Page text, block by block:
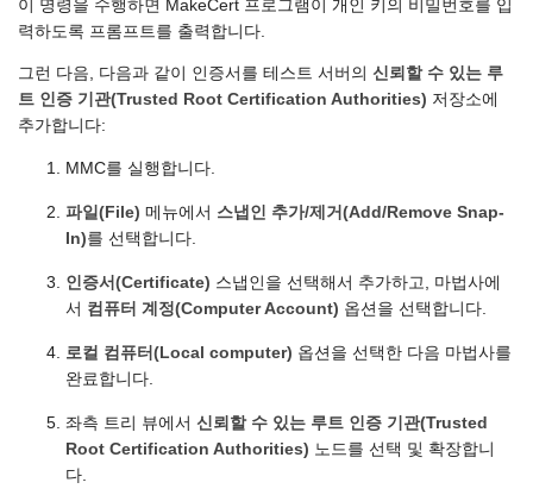
이 명령을 수행하면 MakeCert 프로그램이 개인 키의 비밀번호를 입
력하도록 프롬프트를 출력합니다.
그런 다음, 다음과 같이 인증서를 테스트 서버의 신뢰할 수 있는 루
트 인증 기관(Trusted Root Certification Authorities) 저장소에
추가합니다:
MMC를 실행합니다.
파일(File) 메뉴에서 스냅인 추가/제거(Add/Remove Snap-
In)를 선택합니다.
인증서(Certificate) 스냅인을 선택해서 추가하고, 마법사에
서 컴퓨터 계정(Computer Account) 옵션을 선택합니다.
로컬 컴퓨터(Local computer) 옵션을 선택한 다음 마법사를
완료합니다.
좌측 트리 뷰에서 신뢰할 수 있는 루트 인증 기관(Trusted
Root Certification Authorities) 노드를 선택 및 확장합니
다.